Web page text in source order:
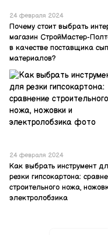
24 февраля 2024
Почему стоит выбрать
магазин СтройМастер-
в качестве поставщика
материалов?
24 февраля 2024
Как выбрать инструмент
резки гипсокартона:
строительного ножа,
электролобзика